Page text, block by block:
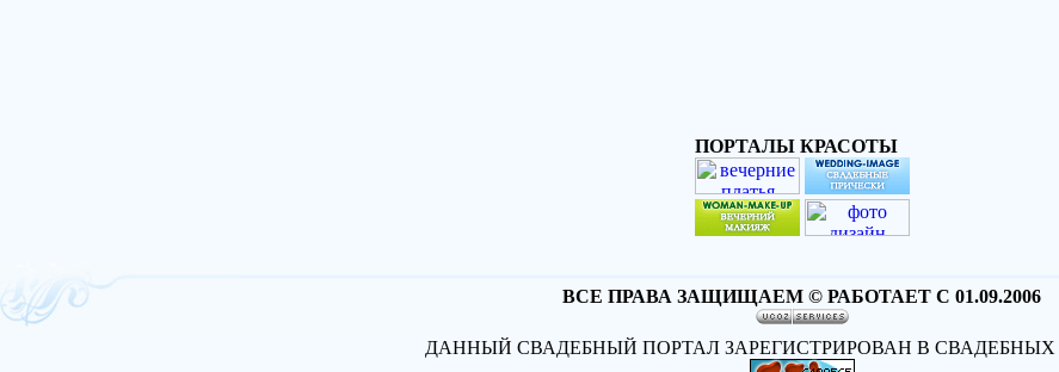
ПОРТАЛЫ КРАСОТЫ
ВСЕ ПРАВА ЗАЩИЩАЕМ © РАБОТАЕТ С 01.09.2006
ДАННЫЙ СВАДЕБНЫЙ ПОРТАЛ ЗАРЕГИСТРИРОВАН В СВАДЕБНЫХ